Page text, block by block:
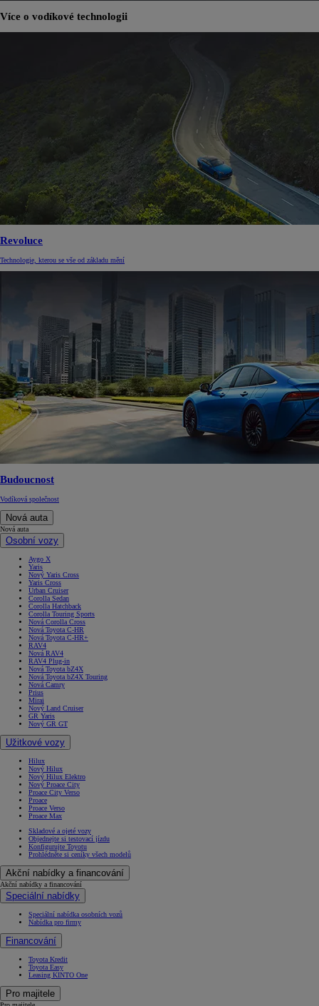
Více o vodíkové technologii
Revoluce
Technologie, kterou se vše od základu mění
Budoucnost
Vodíková společnost
Nová auta
Nová auta
Osobní vozy
Aygo X
Yaris
Nový Yaris Cross
Yaris Cross
Urban Cruiser
Corolla Sedan
Corolla Hatchback
Corolla Touring Sports
Nová Corolla Cross
Nová Toyota C-HR
Nová Toyota C-HR+
RAV4
Nová RAV4
RAV4 Plug-in
Nová Toyota bZ4X
Nová Toyota bZ4X Touring
Nová Camry
Prius
Mirai
Nový Land Cruiser
GR Yaris
Nový GR GT
Užitkové vozy
Hilux
Nový Hilux
Nový Hilux Elektro
Nový Proace City
Proace City Verso
Proace
Proace Verso
Proace Max
Skladové a ojeté vozy
Objednejte si testovací jízdu
Konfigurujte Toyotu
Prohlédněte si ceníky všech modelů
Akční nabídky a financování
Akční nabídky a financování
Speciální nabídky
Speciální nabídka osobních vozů
Nabídka pro firmy
Financování
Toyota Kredit
Toyota Easy
Leasing KINTO One
Pro majitele